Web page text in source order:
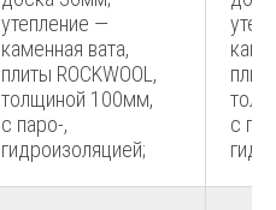
утепление —
каменная вата,
плиты ROCKWOOL,
толщиной 100мм,
с паро-,
гидроизоляцией;
с